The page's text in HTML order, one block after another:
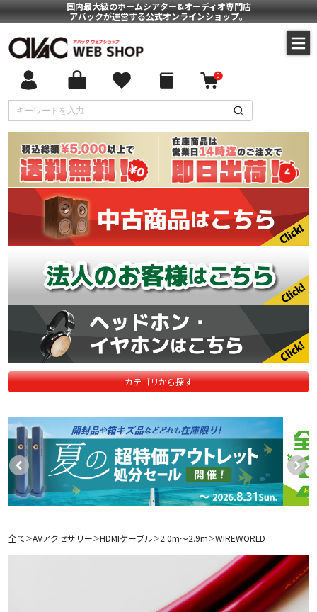
国内最大級のホームシアター&オーディオ専門店
アバックが運営する公式オンラインショップ。
0
カテゴリから探す
全て＞AVアクセサリー＞HDMIケーブル＞2.0m〜2.9m＞WIREWORLD